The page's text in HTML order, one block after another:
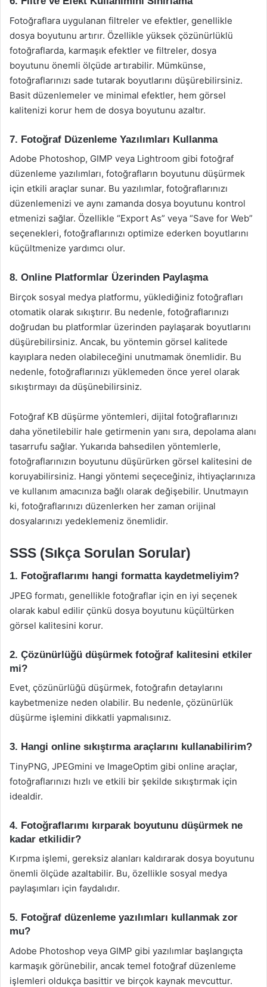
Fotoğraflara uygulanan filtreler ve efektler, genellikle
dosya boyutunu artırır. Özellikle yüksek çözünürlüklü
fotoğraflarda, karmaşık efektler ve filtreler, dosya
boyutunu önemli ölçüde artırabilir. Mümkünse,
fotoğraflarınızı sade tutarak boyutlarını düşürebilirsiniz.
Basit düzenlemeler ve minimal efektler, hem görsel
kalitenizi korur hem de dosya boyutunu azaltır.
7. Fotoğraf Düzenleme Yazılımları Kullanma
Adobe Photoshop, GIMP veya Lightroom gibi fotoğraf
düzenleme yazılımları, fotoğrafların boyutunu düşürmek
için etkili araçlar sunar. Bu yazılımlar, fotoğraflarınızı
düzenlemenizi ve aynı zamanda dosya boyutunu kontrol
etmenizi sağlar. Özellikle “Export As” veya “Save for Web”
seçenekleri, fotoğraflarınızı optimize ederken boyutlarını
küçültmenize yardımcı olur.
8. Online Platformlar Üzerinden Paylaşma
Birçok sosyal medya platformu, yüklediğiniz fotoğrafları
otomatik olarak sıkıştırır. Bu nedenle, fotoğraflarınızı
doğrudan bu platformlar üzerinden paylaşarak boyutlarını
düşürebilirsiniz. Ancak, bu yöntemin görsel kalitede
kayıplara neden olabileceğini unutmamak önemlidir. Bu
nedenle, fotoğraflarınızı yüklemeden önce yerel olarak
sıkıştırmayı da düşünebilirsiniz.
Fotoğraf KB düşürme yöntemleri, dijital fotoğraflarınızı
daha yönetilebilir hale getirmenin yanı sıra, depolama alanı
tasarrufu sağlar. Yukarıda bahsedilen yöntemlerle,
fotoğraflarınızın boyutunu düşürürken görsel kalitesini de
koruyabilirsiniz. Hangi yöntemi seçeceğiniz, ihtiyaçlarınıza
ve kullanım amacınıza bağlı olarak değişebilir. Unutmayın
ki, fotoğraflarınızı düzenlerken her zaman orijinal
dosyalarınızı yedeklemeniz önemlidir.
SSS (Sıkça Sorulan Sorular)
1. Fotoğraflarımı hangi formatta kaydetmeliyim?
JPEG formatı, genellikle fotoğraflar için en iyi seçenek
olarak kabul edilir çünkü dosya boyutunu küçültürken
görsel kalitesini korur.
2. Çözünürlüğü düşürmek fotoğraf kalitesini etkiler
mi?
Evet, çözünürlüğü düşürmek, fotoğrafın detaylarını
kaybetmenize neden olabilir. Bu nedenle, çözünürlük
düşürme işlemini dikkatli yapmalısınız.
3. Hangi online sıkıştırma araçlarını kullanabilirim?
TinyPNG, JPEGmini ve ImageOptim gibi online araçlar,
fotoğraflarınızı hızlı ve etkili bir şekilde sıkıştırmak için
idealdir.
4. Fotoğraflarımı kırparak boyutunu düşürmek ne
kadar etkilidir?
Kırpma işlemi, gereksiz alanları kaldırarak dosya boyutunu
önemli ölçüde azaltabilir. Bu, özellikle sosyal medya
paylaşımları için faydalıdır.
5. Fotoğraf düzenleme yazılımları kullanmak zor
mu?
Adobe Photoshop veya GIMP gibi yazılımlar başlangıçta
karmaşık görünebilir, ancak temel fotoğraf düzenleme
işlemleri oldukça basittir ve birçok kaynak mevcuttur.